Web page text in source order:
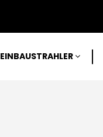
EINBAUSTRAHLER